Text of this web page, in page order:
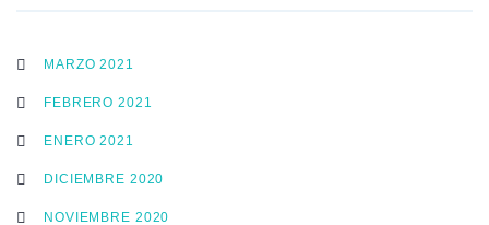
MARZO 2021
FEBRERO 2021
ENERO 2021
DICIEMBRE 2020
NOVIEMBRE 2020